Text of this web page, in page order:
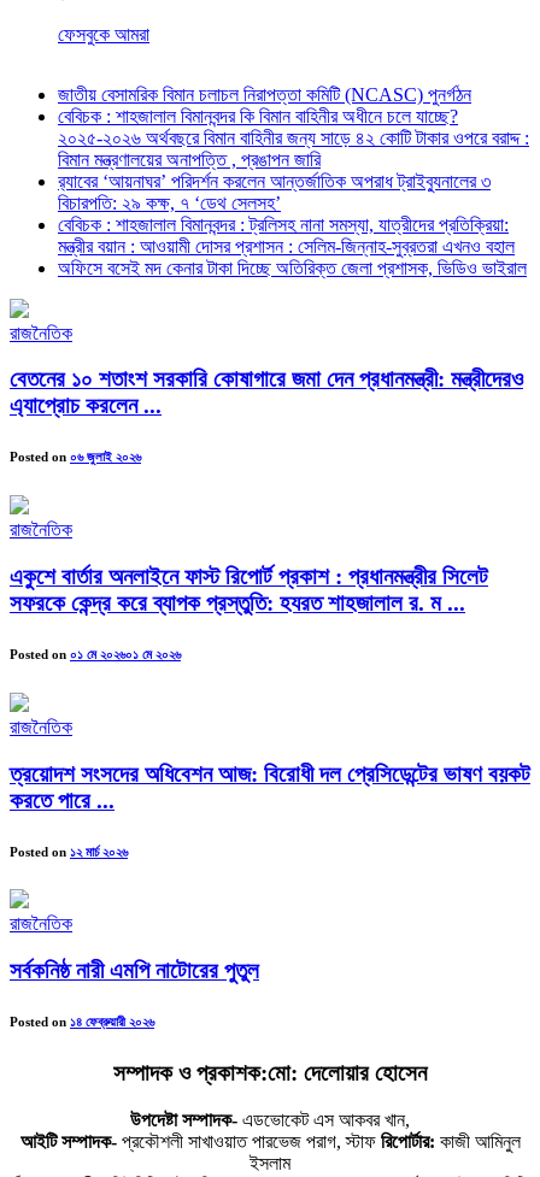
ফেসবুকে আমরা
জাতীয় বেসামরিক বিমান চলাচল নিরাপত্তা কমিটি (NCASC) পুনর্গঠন
বেবিচক : শাহজালাল বিমানবন্দর কি বিমান বাহিনীর অধীনে চলে যাচ্ছে?
২০২৫-২০২৬ অর্থবছরে বিমান বাহিনীর জন্য সাড়ে ৪২ কোটি টাকার ওপরে বরাদ্দ :
বিমান মন্ত্রণালয়ের অনাপত্তি , প্রঙাপন জারি
র‍্যাবের ‘আয়নাঘর’ পরিদর্শন করলেন আন্তর্জাতিক অপরাধ ট্রাইব্যুনালের ৩
বিচারপতি: ২৯ কক্ষ, ৭ ‘ডেথ সেলসহ’
বেবিচক : শাহজালাল বিমানবন্দর : ট্রলিসহ নানা সমস্যা, যাত্রীদের প্রতিক্রিয়া:
মন্ত্রীর বয়ান : আওয়ামী দোসর প্রশাসন : সেলিম-জিন্নাহ-সুব্রতরা এখনও বহাল
অফিসে বসেই মদ কেনার টাকা দিচ্ছে অতিরিক্ত জেলা প্রশাসক, ভিডিও ভাইরাল
রাজনৈতিক
বেতনের ১০ শতাংশ সরকারি কোষাগারে জমা দেন প্রধানমন্ত্রী: মন্ত্রীদেরও
এ্যাপ্রোচ করলেন ...
Posted on ০৬ জুলাই ২০২৬
রাজনৈতিক
একুশে বার্তার অনলাইনে ফাস্ট রিপোর্ট প্রকাশ : প্রধানমন্ত্রীর সিলেট
সফরকে কেন্দ্র করে ব্যাপক প্রস্তুতি: হযরত শাহজালাল র. ম ...
Posted on ০১ মে ২০২৬০১ মে ২০২৬
রাজনৈতিক
ত্রয়োদশ সংসদের অধিবেশন আজ: বিরোধী দল প্রেসিডেন্টের ভাষণ বয়কট
করতে পারে ...
Posted on ১২ মার্চ ২০২৬
রাজনৈতিক
সর্বকনিষ্ঠ নারী এমপি নাটোরের পুতুল
Posted on ১৪ ফেব্রুয়ারী ২০২৬
সম্পাদক ও প্রকাশক:মো: দেলোয়ার হোসেন
উপদেষ্টা সম্পাদক- এডভোকেট এস আকবর খান,
আইটি সম্পাদক-প্রকৌশলী সাখাওয়াত পারভেজ পরাগ, স্টাফ রিপোর্টার: কাজী আমিনুল
ইসলাম